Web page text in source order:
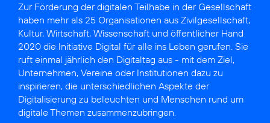
Zur Förderung der digitalen Teilhabe in der Gesellschaft
haben mehr als 25 Organisationen aus Zivilgesellschaft,
Kultur, Wirtschaft, Wissenschaft und öffentlicher Hand
2020 die Initiative Digital für alle ins Leben gerufen. Sie
ruft einmal jährlich den Digitaltag aus - mit dem Ziel,
Unternehmen, Vereine oder Institutionen dazu zu
inspirieren, die unterschiedlichen Aspekte der
Digitalisierung zu beleuchten und Menschen rund um
digitale Themen zusammenzubringen.